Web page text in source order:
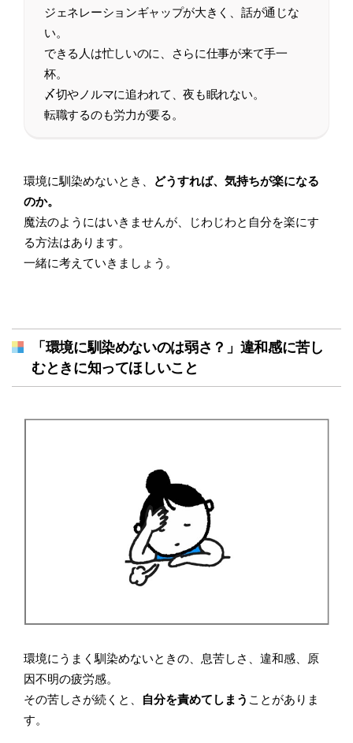
ジェネレーションギャップが大きく、話が通じな
い。
できる人は忙しいのに、さらに仕事が来て手一
杯。
〆切やノルマに追われて、夜も眠れない。
転職するのも労力が要る。
環境に馴染めないとき、
どうすれば、気持ちが楽になる
のか。
魔法のようにはいきませんが、じわじわと自分を楽にす
る方法はあります。
一緒に考えていきましょう。
「環境に馴染めないのは弱さ？」違和感に苦し
むときに知ってほしいこと
環境にうまく馴染めないときの、息苦しさ、違和感、原
因不明の疲労感。
その苦しさが続くと、
自分を責めてしまう ことがありま
す。